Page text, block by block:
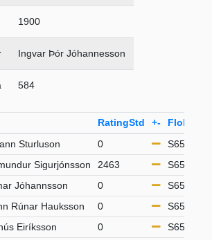
1900
Ingvar Þór Jóhannesson
584
RatingStd +- Flokkur
Sturluson 0 S65
Sigurjónsson 2463 S65
Jóhannsson 0 S65
Rúnar Hauksson 0 S65
Eiríksson 0 S65